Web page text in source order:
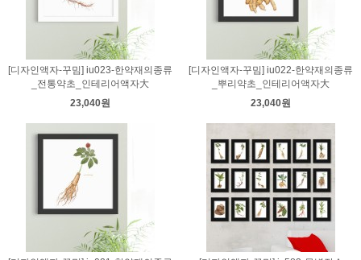
[디자인액자-꾸밈] iu023-한약재의종류
_전통약초_인테리어액자大
23,040원
[디자인액자-꾸밈] iu022-한약재의종류
_뿌리약초_인테리어액자大
23,040원